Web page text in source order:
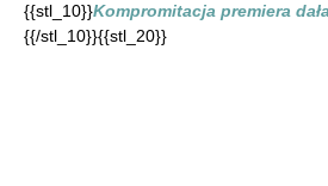
{{stl_10}}Kompromitacja premiera
{{/stl_10}}{{stl_20}}